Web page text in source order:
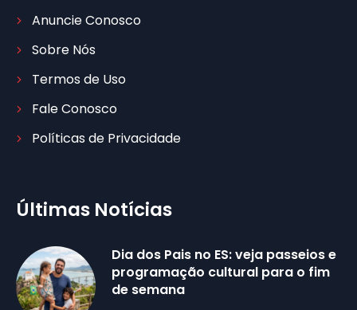
Anuncie Conosco
Sobre Nós
Termos de Uso
Fale Conosco
Políticas de Privacidade
Últimas Notícias
Dia dos Pais no ES: veja passeios e
programação cultural para o fim
de semana